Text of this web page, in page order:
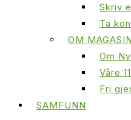
Skriv
Ta
OM
Om
Våre
Fri
SAMFUNN